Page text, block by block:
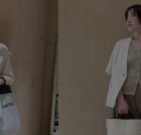
が良い
上
沢感 大人カジュアル 定番
素肌に優しい
華やか 落ち着いた印象